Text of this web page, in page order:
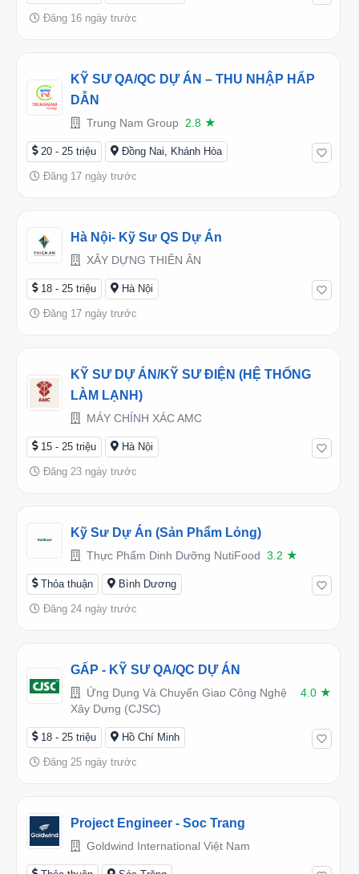
Đăng 16 ngày trước
KỸ SƯ QA/QC DỰ ÁN – THU NHẬP HẤP
DẪN
Trung Nam Group 2.8 ★
20 - 25 triệu Đồng Nai, Khánh Hòa
Đăng 17 ngày trước
Hà Nội- Kỹ Sư QS Dự Án
XÂY DỰNG THIÊN ÂN
18 - 25 triệu Hà Nội
Đăng 17 ngày trước
KỸ SƯ DỰ ÁN/KỸ SƯ ĐIỆN (HỆ THỐNG
LÀM LẠNH)
MÁY CHÍNH XÁC AMC
15 - 25 triệu Hà Nội
Đăng 23 ngày trước
Kỹ Sư Dự Án (Sản Phẩm Lỏng)
Thực Phẩm Dinh Dưỡng NutiFood 3.2 ★
Thỏa thuận Bình Dương
Đăng 24 ngày trước
GẤP - KỸ SƯ QA/QC DỰ ÁN
Ứng Dụng Và Chuyển Giao Công Nghệ
Xây Dựng (CJSC)
4.0 ★
18 - 25 triệu Hồ Chí Minh
Đăng 25 ngày trước
Project Engineer - Soc Trang
Goldwind International Việt Nam